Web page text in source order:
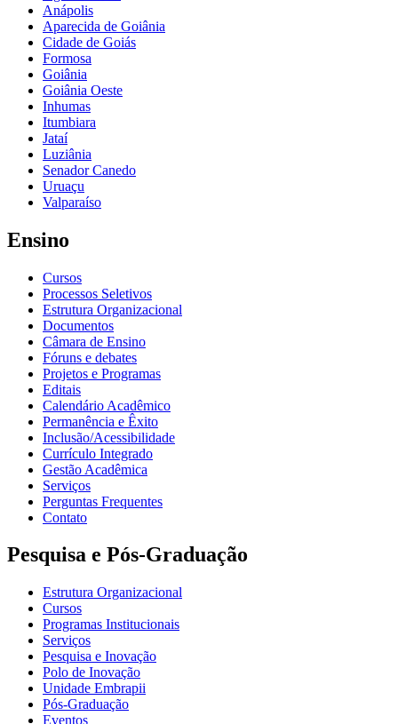
Anápolis
Aparecida de Goiânia
Cidade de Goiás
Formosa
Goiânia
Goiânia Oeste
Inhumas
Itumbiara
Jataí
Luziânia
Senador Canedo
Uruaçu
Valparaíso
Ensino
Cursos
Processos Seletivos
Estrutura Organizacional
Documentos
Câmara de Ensino
Fóruns e debates
Projetos e Programas
Editais
Calendário Acadêmico
Permanência e Êxito
Inclusão/Acessibilidade
Currículo Integrado
Gestão Acadêmica
Serviços
Perguntas Frequentes
Contato
Pesquisa e Pós-Graduação
Estrutura Organizacional
Cursos
Programas Institucionais
Serviços
Pesquisa e Inovação
Polo de Inovação
Unidade Embrapii
Pós-Graduação
Eventos